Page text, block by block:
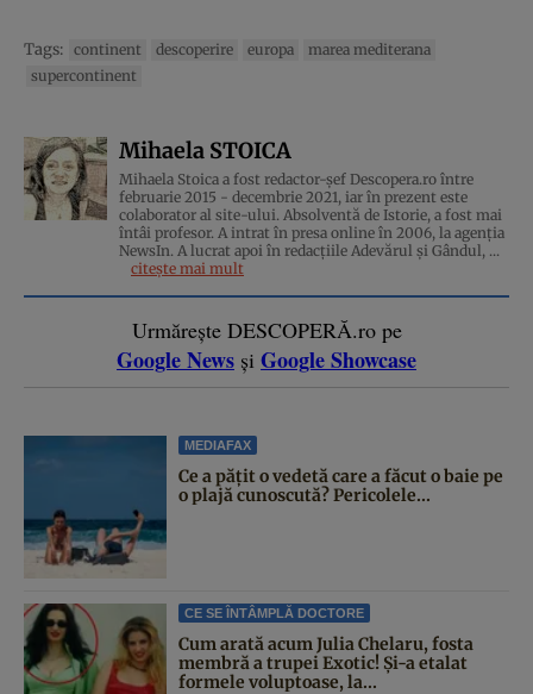
Tags: continent descoperire europa
marea mediterana
supercontinent
Mihaela STOICA
Mihaela Stoica a fost redactor-șef Descopera.ro între
februarie 2015 - decembrie 2021, iar în prezent este
colaborator al site-ului. Absolventă de Istorie, a fost mai
întâi profesor. A intrat în presa online în 2006, la agenţia
NewsIn. A lucrat apoi în redacţiile Adevărul şi Gândul, ...
citește mai mult
Urmărește DESCOPERĂ.ro pe
Google News și Google Showcase
MEDIAFAX
Ce a pățit o vedetă care a făcut o baie pe
o plajă cunoscută? Pericolele...
CE SE ÎNTÂMPLĂ DOCTORE
Cum arată acum Julia Chelaru, fosta
membră a trupei Exotic! Și-a etalat
formele voluptoase, la...